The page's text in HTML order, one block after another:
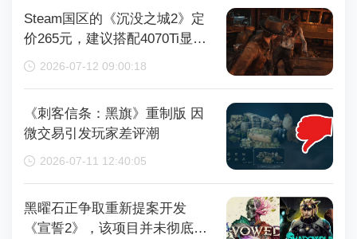
Steam国区的《沉没之城2》定
价265元，建议搭配4070Ti显卡
以获得较好体验
2026-07-12 09:00:18
《刺客信条：黑旗》重制版 因
微交易引发玩家差评潮
2026-07-11 12:40:05
黑曜石正争取重新提案开发
《宣誓2》，该项目并未彻底取